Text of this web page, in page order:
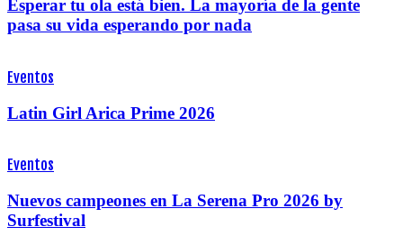
Esperar tu ola está bien. La mayoría de la gente
pasa su vida esperando por nada
Eventos
Latin Girl Arica Prime 2026
Eventos
Nuevos campeones en La Serena Pro 2026 by
Surfestival